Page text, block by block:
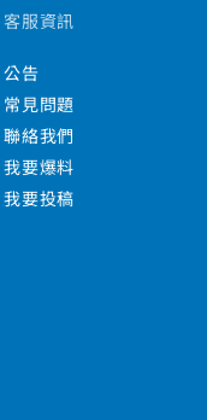
客服資訊
公告
常見問題
聯絡我們
我要爆料
我要投稿